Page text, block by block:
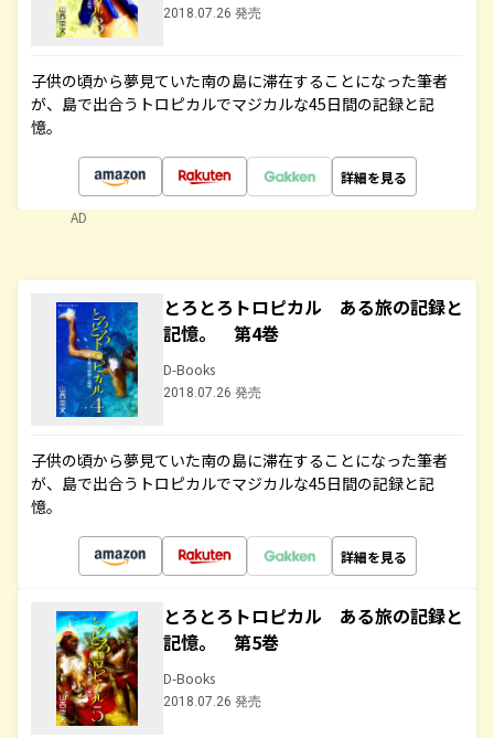
2018.07.26 発売
子供の頃から夢見ていた南の島に滞在することになった筆者
が、島で出合うトロピカルでマジカルな45日間の記録と記
憶。
詳細を見る
AD
とろとろトロピカル ある旅の記録と
記憶。 第4巻
D-Books
2018.07.26 発売
子供の頃から夢見ていた南の島に滞在することになった筆者
が、島で出合うトロピカルでマジカルな45日間の記録と記
憶。
詳細を見る
とろとろトロピカル ある旅の記録と
記憶。 第5巻
D-Books
2018.07.26 発売